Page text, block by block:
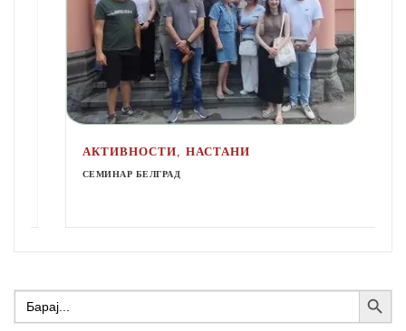
АКТИВНОСТИ,НАСТАНИ
СЕМИНАР БЕЛГРАД
Search
for:
Search Button